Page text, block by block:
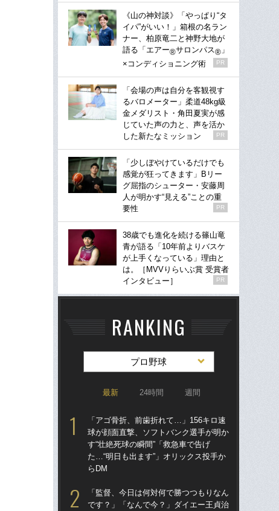
《山の神対談》「やっぱり“タ
イパ”がいい！」箱根の名ラン
ナー、柏原竜二と神野大地が
語る「エアー®サロンパス® 」
×コンディショニング術
PR
「会場の声は自分を客観視す
るバロメーター」柔道48kg級
金メダリスト・角田夏実が感
じていた声の力と、声を活か
した新たなミッション
PR
「少しぼやけているだけでも
感覚が狂ってきます」Bリー
グ屈指のシューター・安藤周
人が明かす“見える”ことの重
要性
PR
38歳でも進化を続ける篠山竜
青が語る「10年前よりバスケ
が上手くなっている」理由と
は。［MVVりらいぶ賞 受賞者
インタビュー］
PR
RANKING
プロ野球
最新 24時間 週間
「アゴ骨折、前歯折れて…」156キロ速
球が顔面直撃、ソフトバンク選手が明か
す“壮絶死球の瞬間”「救急車で告げ
た…“明日も出ます”」オリックス投手か
らDM
「監督、今日は何対何で勝つつもりなん
です？」「なんで今？」ダイエー王貞治